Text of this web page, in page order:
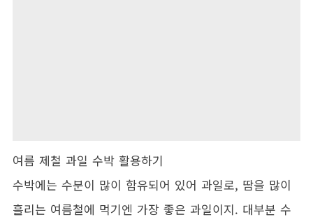
여름 제철 과일 수박 활용하기
수박에는 수분이 많이 함유되어 있어 과일로, 땀을 많이
흘리는 여름철에 먹기엔 가장 좋은 과일이지. 대부분 수